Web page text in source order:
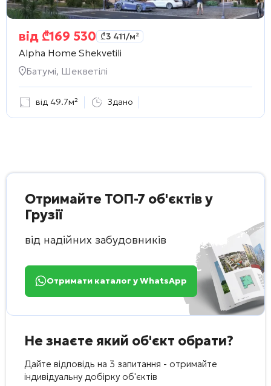
від ₾169 530 ₾3 411/м²
Alpha Home Shekvetili
Батумі, Шекветілі
від 49.7м² Здано
Отримайте ТОП-7 об'єктів у
Грузії
від надійних забудовників
Отримати каталог у WhatsApp
Не знаєте який об'єкт обрати?
Дайте відповідь на 3 запитання - отримайте
індивідуальну добірку об'єктів